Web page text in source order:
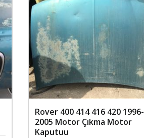
Rover 400 414 416 420 1996-
2005 Motor Çıkma Motor
Kaputuu